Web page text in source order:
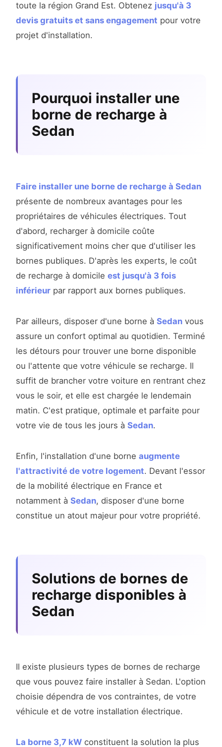
toute la région Grand Est. Obtenez jusqu'à 3
devis gratuits et sans engagement pour votre
projet d'installation.
Pourquoi installer une
borne de recharge à
Sedan
Faire installer une borne de recharge à Sedan
présente de nombreux avantages pour les
propriétaires de véhicules électriques. Tout
d'abord, recharger à domicile coûte
significativement moins cher que d'utiliser les
bornes publiques. D'après les experts, le coût
de recharge à domicile est jusqu'à 3 fois
inférieur par rapport aux bornes publiques.
Par ailleurs, disposer d'une borne à Sedan vous
assure un confort optimal au quotidien. Terminé
les détours pour trouver une borne disponible
ou l'attente que votre véhicule se recharge. Il
suffit de brancher votre voiture en rentrant chez
vous le soir, et elle est chargée le lendemain
matin. C'est pratique, optimale et parfaite pour
votre vie de tous les jours à Sedan.
Enfin, l'installation d'une borne augmente
l'attractivité de votre logement. Devant l'essor
de la mobilité électrique en France et
notamment à Sedan, disposer d'une borne
constitue un atout majeur pour votre propriété.
Solutions de bornes de
recharge disponibles à
Sedan
Il existe plusieurs types de bornes de recharge
que vous pouvez faire installer à Sedan. L'option
choisie dépendra de vos contraintes, de votre
véhicule et de votre installation électrique.
La borne 3,7 kW constituent la solution la plus